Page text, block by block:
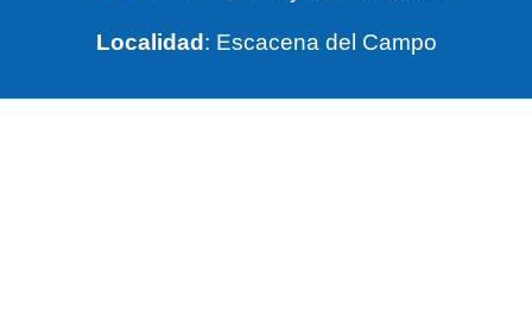
Localidad : Escacena del Campo